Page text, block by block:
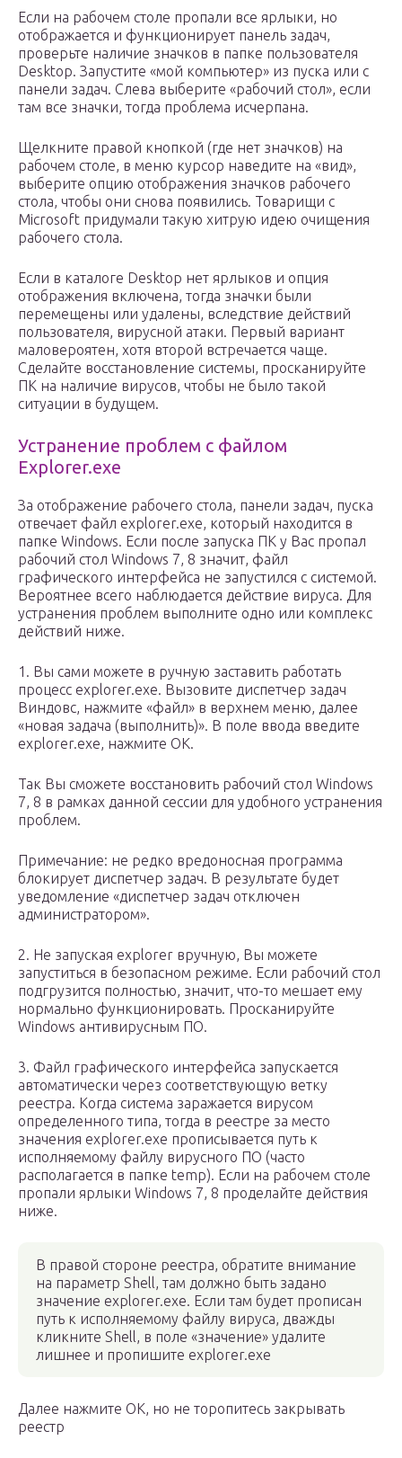
Если на рабочем столе пропали все ярлыки, но
отображается и функционирует панель задач,
проверьте наличие значков в папке пользователя
Desktop. Запустите «мой компьютер» из пуска или с
панели задач. Слева выберите «рабочий стол», если
там все значки, тогда проблема исчерпана.
Щелкните правой кнопкой (где нет значков) на
рабочем столе, в меню курсор наведите на «вид»,
выберите опцию отображения значков рабочего
стола, чтобы они снова появились. Товарищи с
Microsoft придумали такую хитрую идею очищения
рабочего стола.
Если в каталоге Desktop нет ярлыков и опция
отображения включена, тогда значки были
перемещены или удалены, вследствие действий
пользователя, вирусной атаки. Первый вариант
маловероятен, хотя второй встречается чаще.
Сделайте восстановление системы, просканируйте
ПК на наличие вирусов, чтобы не было такой
ситуации в будущем.
Устранение проблем с файлом
Explorer.exe
За отображение рабочего стола, панели задач, пуска
отвечает файл explorer.exe, который находится в
папке Windows. Если после запуска ПК у Вас пропал
рабочий стол Windows 7, 8 значит, файл
графического интерфейса не запустился с системой.
Вероятнее всего наблюдается действие вируса. Для
устранения проблем выполните одно или комплекс
действий ниже.
1. Вы сами можете в ручную заставить работать
процесс explorer.exe. Вызовите диспетчер задач
Виндовс, нажмите «файл» в верхнем меню, далее
«новая задача (выполнить)». В поле ввода введите
explorer.exe, нажмите OK.
Так Вы сможете восстановить рабочий стол Windows
7, 8 в рамках данной сессии для удобного устранения
проблем.
Примечание: не редко вредоносная программа
блокирует диспетчер задач. В результате будет
уведомление «диспетчер задач отключен
администратором».
2. Не запуская explorer вручную, Вы можете
запуститься в безопасном режиме. Если рабочий стол
подгрузится полностью, значит, что-то мешает ему
нормально функционировать. Просканируйте
Windows антивирусным ПО.
3. Файл графического интерфейса запускается
автоматически через соответствующую ветку
реестра. Когда система заражается вирусом
определенного типа, тогда в реестре за место
значения explorer.exe прописывается путь к
исполняемому файлу вирусного ПО (часто
располагается в папке temp). Если на рабочем столе
пропали ярлыки Windows 7, 8 проделайте действия
ниже.
В правой стороне реестра, обратите внимание
на параметр Shell, там должно быть задано
значение explorer.exe. Если там будет прописан
путь к исполняемому файлу вируса, дважды
кликните Shell, в поле «значение» удалите
лишнее и пропишите explorer.exe
Далее нажмите OK, но не торопитесь закрывать
реестр